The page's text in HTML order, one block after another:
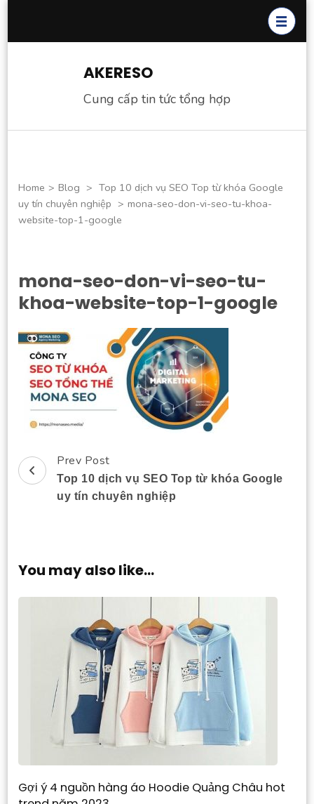
AKERESO
Cung cấp tin tức tổng hợp
Home > Blog > Top 10 dịch vụ SEO Top từ khóa Google
uy tín chuyên nghiệp > mona-seo-don-vi-seo-tu-khoa-
website-top-1-google
mona-seo-don-vi-seo-tu-
khoa-website-top-1-google
Post
Navigation
Prev Post
Top 10 dịch vụ SEO Top từ khóa Google
uy tín chuyên nghiệp
You may also like...
Gợi ý 4 nguồn hàng áo Hoodie Quảng Châu hot